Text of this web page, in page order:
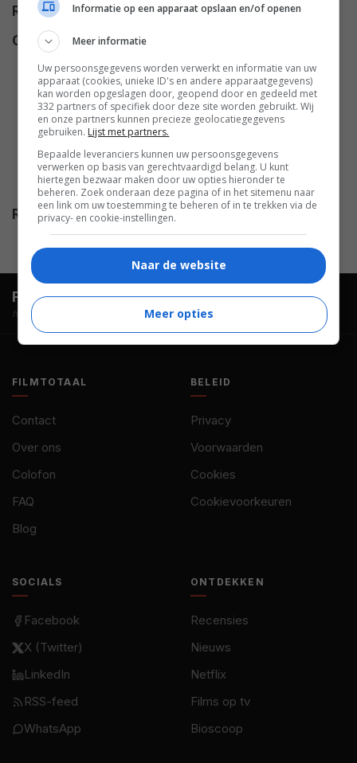
Regie Robert Parrish.
Cast
Robert Shaw
Telly Savalas
Michael Craig
Martin Landau,Fernando Rey,
Stella Stevens,Aldo Sambrell,
Al Lettieri,John Clark,Paloma
Martin,Antonio Mayans ,
Francisco Marsó.
Release
27.10.1971
FilmTotaal.Hét online filmoverzicht.
hosted by
FILMTOTAAL
Contact
Over ons
Colofon
FAQ
Blog
BELEID
Privacy
Voorwaarden
Cookies
Cookievoorkeuren
SOCIALS
Facebook
X (Twitter)
LinkedIn
RSS-feed
WhatsApp
ONTDEKKEN
Recensies
Nieuws
Netflix
Films op tv
Bioscoop
Informatie op een apparaat opslaan en/of openen
Meer informatie
Uw persoonsgegevens worden verwerkt en informatie van uw
apparaat (cookies, unieke ID's en andere apparaatgegevens)
kan worden opgeslagen door, geopend door en gedeeld met
332 partners of specifiek door deze site worden gebruikt. Wij
en onze partners kunnen precieze geolocatiegegevens
gebruiken. Lijst met partners.
Bepaalde leveranciers kunnen uw persoonsgegevens
verwerken op basis van gerechtvaardigd belang. U kunt
hiertegen bezwaar maken door uw opties hieronder te
beheren. Zoek onderaan deze pagina of in het sitemenu naar
een link om uw toestemming te beheren of in te trekken via de
privacy- en cookie-instellingen.
Naar de website
Meer opties